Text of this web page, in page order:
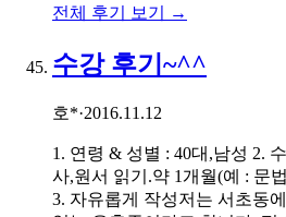
전체 후기 보기 →
수강 후기~^^
호*·2016.11.12
1. 연령 & 성별 : 40대,남성 2.
사,원서 읽기.약 1개월(예 : 문
3. 자유롭게 작성저는 서초동